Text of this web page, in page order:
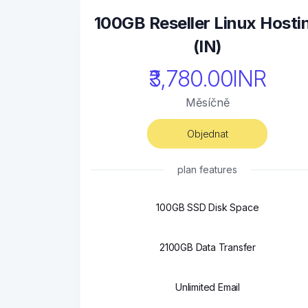
100GB Reseller Linux
(IN)
₹3,780.00INR
Měsíčně
Objednat
plan features
100GB SSD Disk Space
2100GB Data Transfer
Unlimited Email